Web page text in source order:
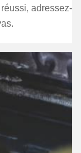
adressez-